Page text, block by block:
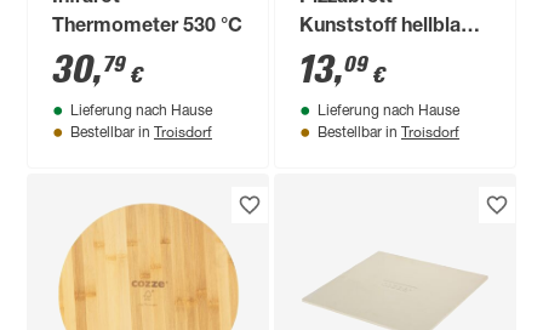
Thermometer 530 °C
30,79 €
Lieferung nach Hause
Bestellbar in Troisdorf
Kunststoff hellblau
Ø 35 x 1 cm
13,09 €
Lieferung nach Hause
Bestellbar in Troisdorf